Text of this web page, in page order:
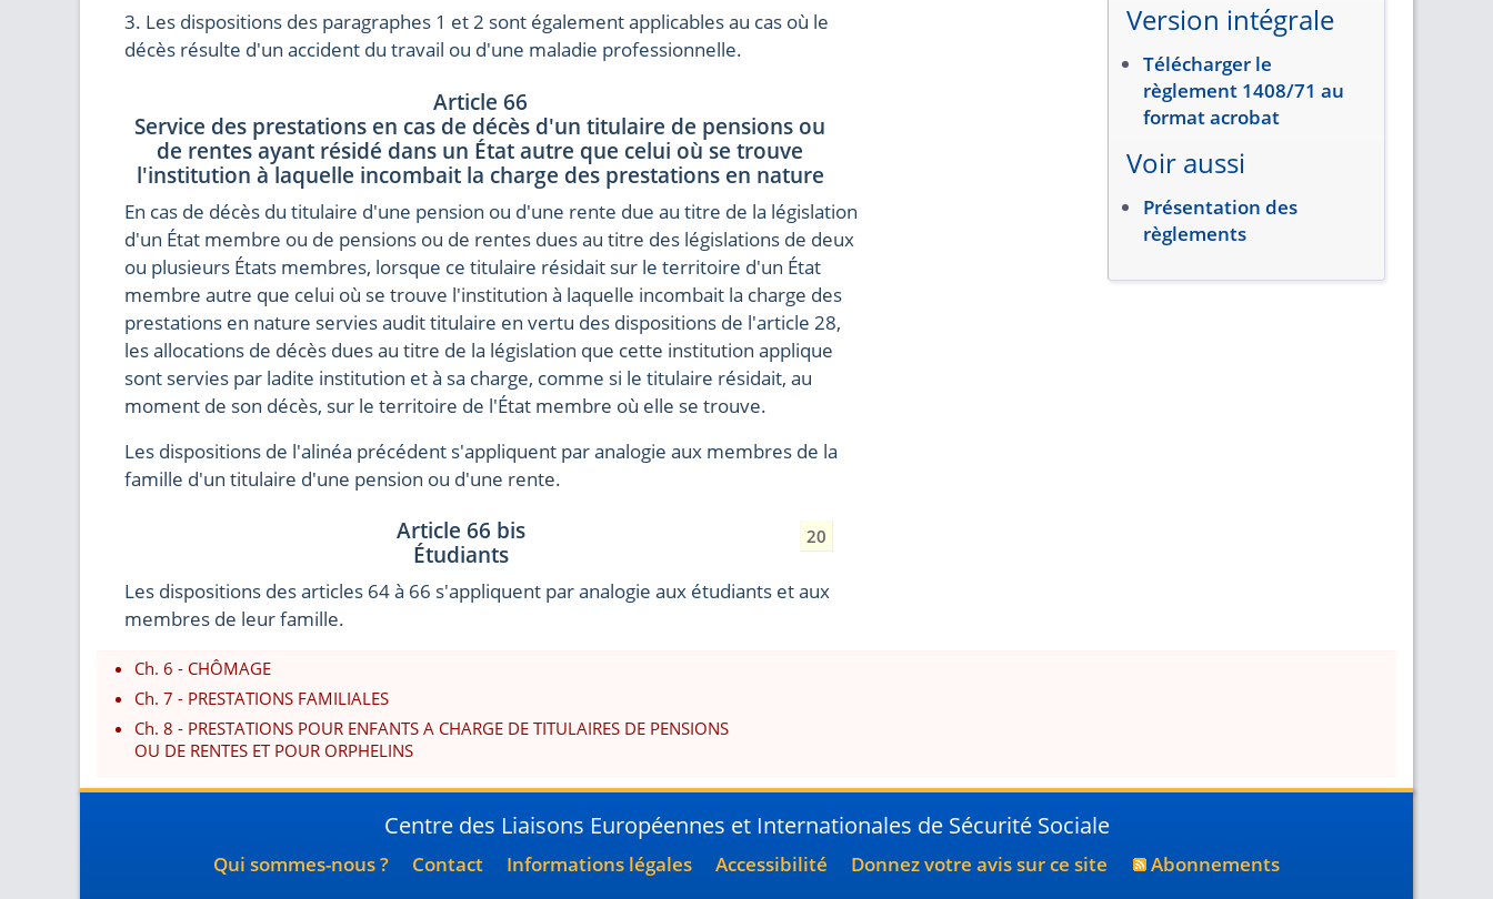
Version intégrale
Télécharger le
règlement 1408/71 au
format acrobat
Voir aussi
Présentation des
règlements
3. Les dispositions des paragraphes 1 et 2 sont également applicables au cas où le
décès résulte d'un accident du travail ou d'une maladie professionnelle.
Article 66
Service des prestations en cas de décès d'un titulaire de pensions ou
de rentes ayant résidé dans un État autre que celui où se trouve
l'institution à laquelle incombait la charge des prestations en nature
En cas de décès du titulaire d'une pension ou d'une rente due au titre de la législation
d'un État membre ou de pensions ou de rentes dues au titre des législations de deux
ou plusieurs États membres, lorsque ce titulaire résidait sur le territoire d'un État
membre autre que celui où se trouve l'institution à laquelle incombait la charge des
prestations en nature servies audit titulaire en vertu des dispositions de l'article 28,
les allocations de décès dues au titre de la législation que cette institution applique
sont servies par ladite institution et à sa charge, comme si le titulaire résidait, au
moment de son décès, sur le territoire de l'État membre où elle se trouve.
Les dispositions de l'alinéa précédent s'appliquent par analogie aux membres de la
famille d'un titulaire d'une pension ou d'une rente.
Article 66 bis 20
Étudiants
Les dispositions des articles 64 à 66 s'appliquent par analogie aux étudiants et aux
membres de leur famille.
Ch. 6 - CHÔMAGE
Ch. 7 - PRESTATIONS FAMILIALES
Ch. 8 - PRESTATIONS POUR ENFANTS A CHARGE DE TITULAIRES DE PENSIONS
OU DE RENTES ET POUR ORPHELINS
Centre des Liaisons Européennes et Internationales de Sécurité Sociale
Qui sommes-nous ? Contact Informations légales Accessibilité Donnez votre avis sur ce site Abonnements